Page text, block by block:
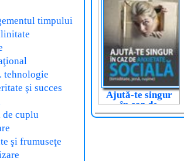
Ajută-te singur
în caz de
anxietate socială
timpului
tehnologie
şi succes
cuplu
şi frumuseţe